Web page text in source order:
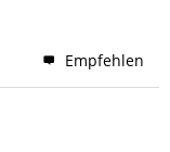
Empfehlen